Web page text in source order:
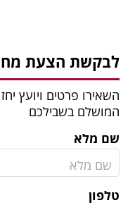
לבקשת הצעת
השאירו פרטים ויועץ
המושלם בשבילכם
שם מלא
טלפון